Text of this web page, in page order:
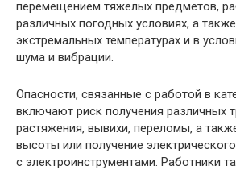
перемещением тяжелых предметов,
различных погодных условиях, а
экстремальных температурах и в
шума и вибрации.
Опасности, связанные с работой в
включают риск получения различных
растяжения, вывихи, переломы, а
высоты или получение
с электроинструментами. Работники